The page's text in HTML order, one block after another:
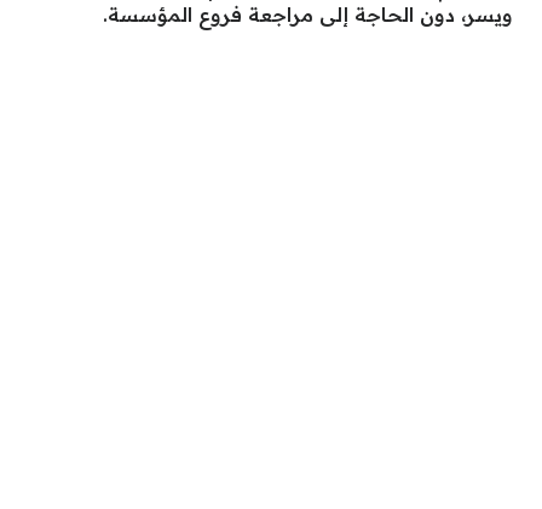
ويسر، دون الحاجة إلى مراجعة فروع المؤسسة.